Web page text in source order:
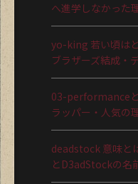
へ進学しなかった
yo-king 若い頃は
ブラザーズ結成・
03-performance
ラッパー・人気の
deadstock 意味と
とD3adStockの名